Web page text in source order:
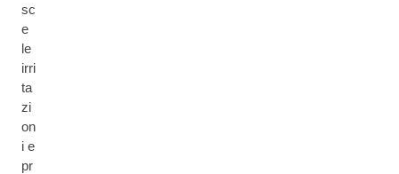
sc
e
le
irri
ta
zi
on
i e
pr